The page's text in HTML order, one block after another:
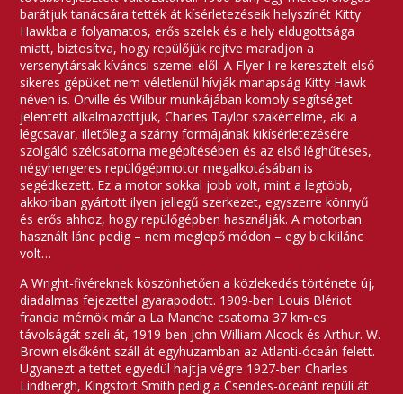
barátjuk tanácsára tették át kísérletezéseik helyszínét Kitty
Hawkba a folyamatos, erős szelek és a hely eldugottsága
miatt, biztosítva, hogy repülőjük rejtve maradjon a
versenytársak kíváncsi szemei elől. A Flyer I-re keresztelt első
sikeres gépüket nem véletlenül hívják manapság Kitty Hawk
néven is. Orville és Wilbur munkájában komoly segítséget
jelentett alkalmazottjuk, Charles Taylor szakértelme, aki a
légcsavar, illetőleg a szárny formájának kikísérletezésére
szolgáló szélcsatorna megépítésében és az első léghűtéses,
négyhengeres repülőgépmotor megalkotásában is
segédkezett. Ez a motor sokkal jobb volt, mint a legtöbb,
akkoriban gyártott ilyen jellegű szerkezet, egyszerre könnyű
és erős ahhoz, hogy repülőgépben használják. A motorban
használt lánc pedig – nem meglepő módon – egy biciklilánc
volt…
A Wright-fivéreknek köszönhetően a közlekedés története új,
diadalmas fejezettel gyarapodott. 1909-ben Louis Blériot
francia mérnök már a La Manche csatorna 37 km-es
távolságát szeli át, 1919-ben John William Alcock és Arthur. W.
Brown elsőként száll át egyhuzamban az Atlanti-óceán felett.
Ugyanezt a tettet egyedül hajtja végre 1927-ben Charles
Lindbergh, Kingsfort Smith pedig a Csendes-óceánt repüli át